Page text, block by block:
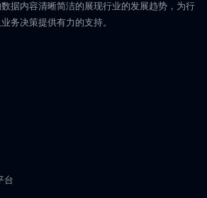
据内容清晰简洁的展现行业的发展趋势，为行
务决策提供有力的支持。
台